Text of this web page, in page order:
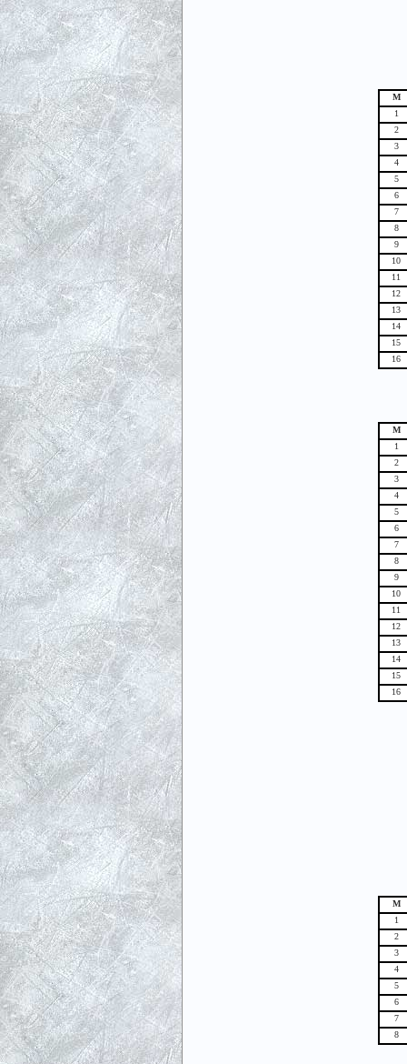
М
1
2
3
4
5
6
7
8
9
10
11
12
13
14
15
16
М
1
2
3
4
5
6
7
8
9
10
11
12
13
14
15
16
М
1
2
3
4
5
6
7
8